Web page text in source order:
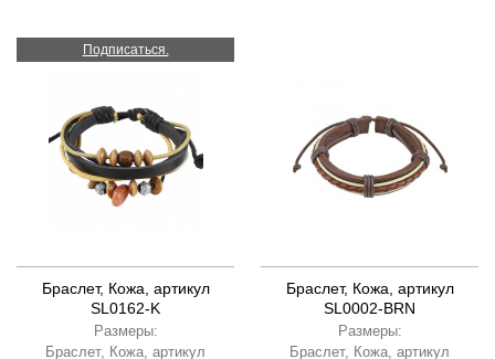
Подписаться.
Браслет, Кожа, артикул
SL0162-K
Размеры:
Браслет, Кожа, артикул
Браслет, Кожа, артикул
SL0002-BRN
Размеры:
Браслет, Кожа, артикул